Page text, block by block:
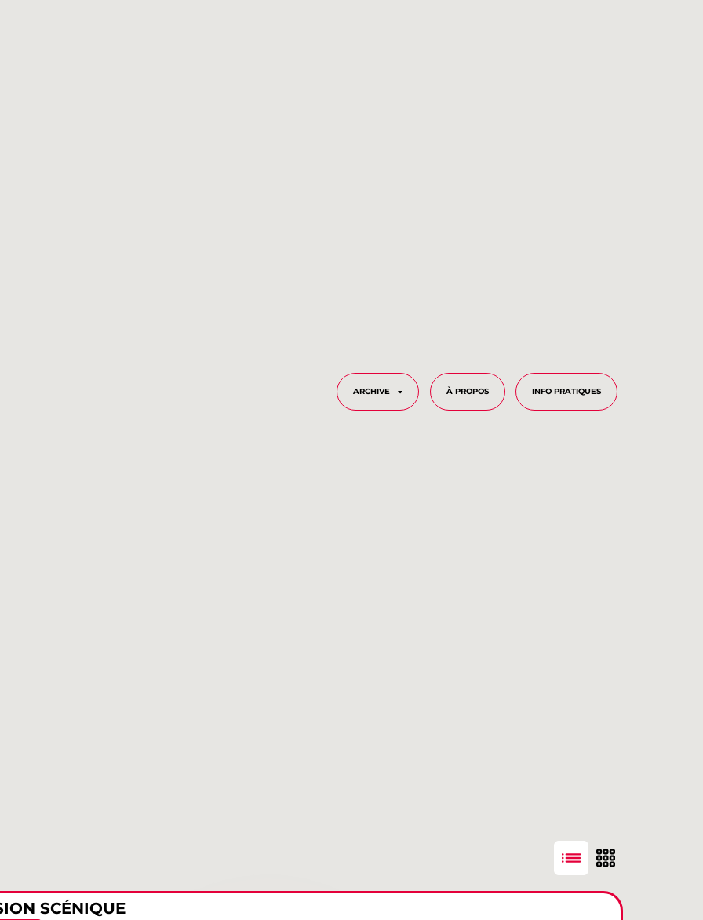
ARCHIVE À PROPOS INFO PRATIQUES
SCÉNIQUE